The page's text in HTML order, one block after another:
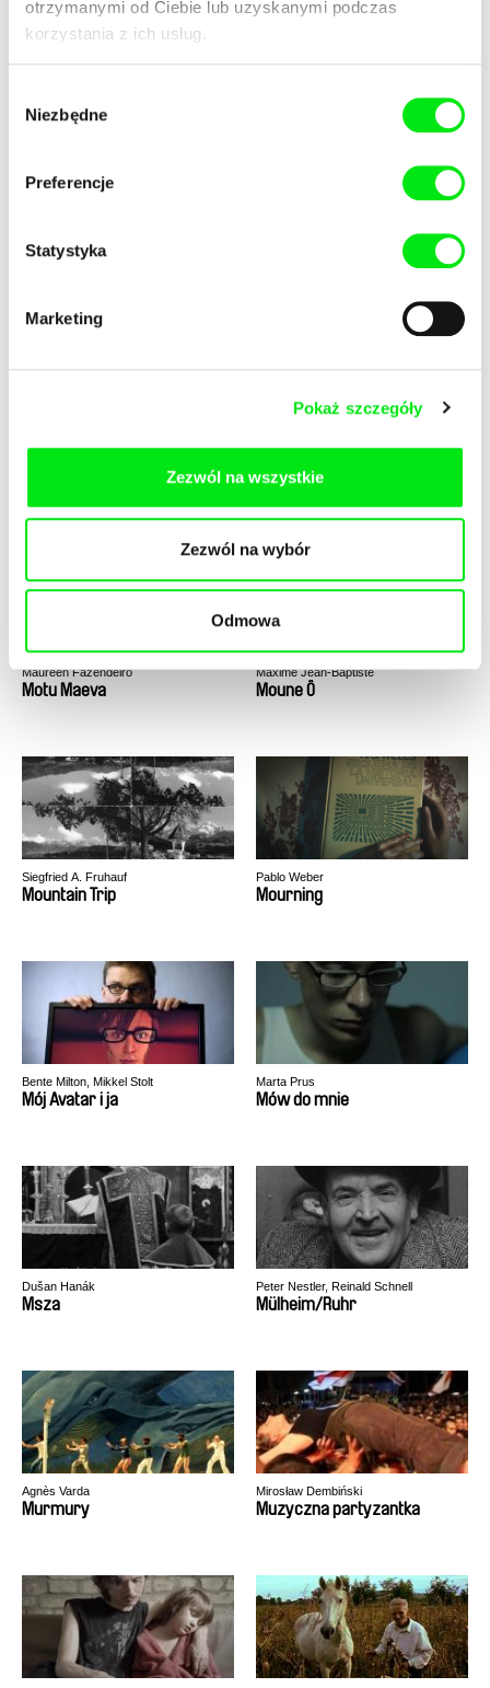
otrzymanymi od Ciebie lub uzyskanymi podczas
korzystania z ich usług.
zgody
Niezbędne
Preferencje
Statystyka
Marketing
Pokaż szczegóły
Zezwól na wszystkie
Zezwól na wybór
Odmowa
Lana Gogoberidze
Mother's Day
Maureen Fazendeiro
Motu Maeva
Maxime Jean-Baptiste
Moune Ô
Siegfried A. Fruhauf
Mountain Trip
Pablo Weber
Mourning
Bente Milton, Mikkel Stolt
Mój Avatar i ja
Marta Prus
Mów do mnie
Dušan Hanák
Msza
Peter Nestler, Reinald Schnell
Mülheim/Ruhr
Agnès Varda
Murmury
Mirosław Dembiński
Muzyczna partyzantka